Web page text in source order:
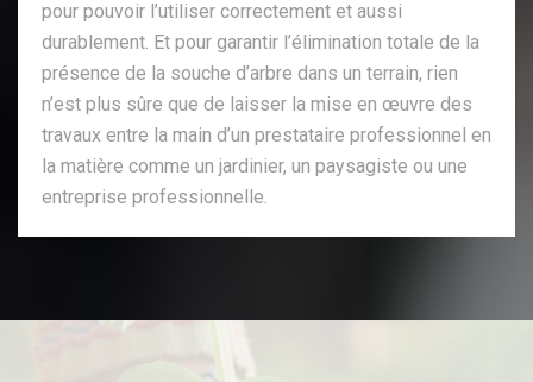
pour pouvoir l’utiliser correctement et aussi
durablement. Et pour garantir l’élimination totale de la
présence de la souche d’arbre dans un terrain, rien
n’est plus sûre que de laisser la mise en œuvre des
travaux entre la main d’un prestataire professionnel en
la matière comme un jardinier, un paysagiste ou une
entreprise professionnelle.